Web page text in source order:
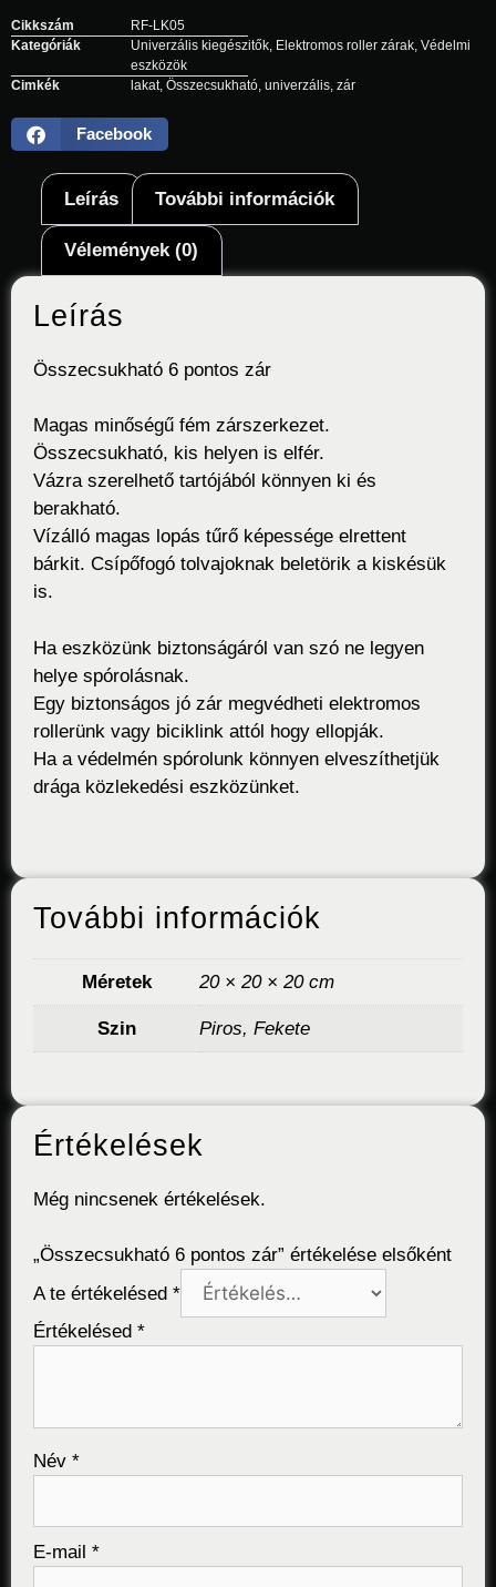
Cikkszám
RF-LK05
Kategóriák
Univerzális kiegészitők, Elektromos roller zárak, Védelmi
eszközök
Cimkék
lakat, Összecsukható, univerzális, zár
Facebook
Leírás További információk
Vélemények (0)
Leírás
Összecsukható 6 pontos zár
Magas minőségű fém zárszerkezet.
Összecsukható, kis helyen is elfér.
Vázra szerelhető tartójából könnyen ki és
berakható.
Vízálló magas lopás tűrő képessége elrettent
bárkit. Csípőfogó tolvajoknak beletörik a kiskésük
is.
Ha eszközünk biztonságáról van szó ne legyen
helye spórolásnak.
Egy biztonságos jó zár megvédheti elektromos
rollerünk vagy biciklink attól hogy ellopják.
Ha a védelmén spórolunk könnyen elveszíthetjük
drága közlekedési eszközünket.
További információk
Méretek 20 × 20 × 20 cm
Szin Piros, Fekete
Értékelések
Még nincsenek értékelések.
„Összecsukható 6 pontos zár” értékelése elsőként
A te értékelésed *
Értékelésed *
Név *
E-mail *